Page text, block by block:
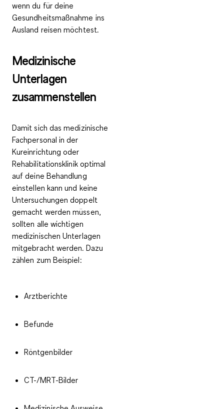
wenn du für deine
Gesundheitsmaßnahme ins
Ausland reisen möchtest.
Medizinische
Unterlagen
zusammenstellen
Damit sich das medizinische
Fachpersonal in der
Kureinrichtung oder
Rehabilitationsklinik optimal
auf deine Behandlung
einstellen kann und keine
Untersuchungen doppelt
gemacht werden müssen,
sollten allewichtigen
medizinischen Unterlagen
mitgebracht werden. Dazu
zählen zum Beispiel:
Arztberichte
Befunde
Röntgenbilder
CT-/MRT-Bilder